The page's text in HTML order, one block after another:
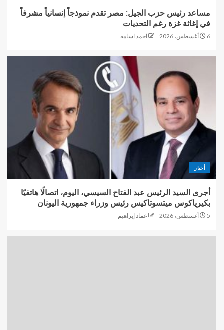
مساعد رئيس حزب الجيل: مصر تقدم نموذجاً إنسانياً مشرفاً
في إغاثة غزة رغم التحديات
6 أغسطس، 2026 احمد اسامه
أخبار
أجرى السيد الرئيس عبد الفتاح السيسي، اليوم، اتصالًا هاتفيًا
بكيرياكوس ميتسوتاكيس رئيس وزراء جمهورية اليونان
5 أغسطس، 2026 عماد إبراهيم